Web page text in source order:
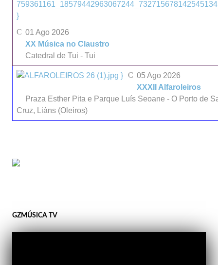
}
01 Ago 2026
XX Música no Claustro
Catedral de Tui - Tui
}
05 Ago 2026
XXXII Alfaroleiros
Praza Esther Pita e Parque Luís Seoane - O Porto de
Cruz, Liáns (Oleiros)
GZMÚSICA TV